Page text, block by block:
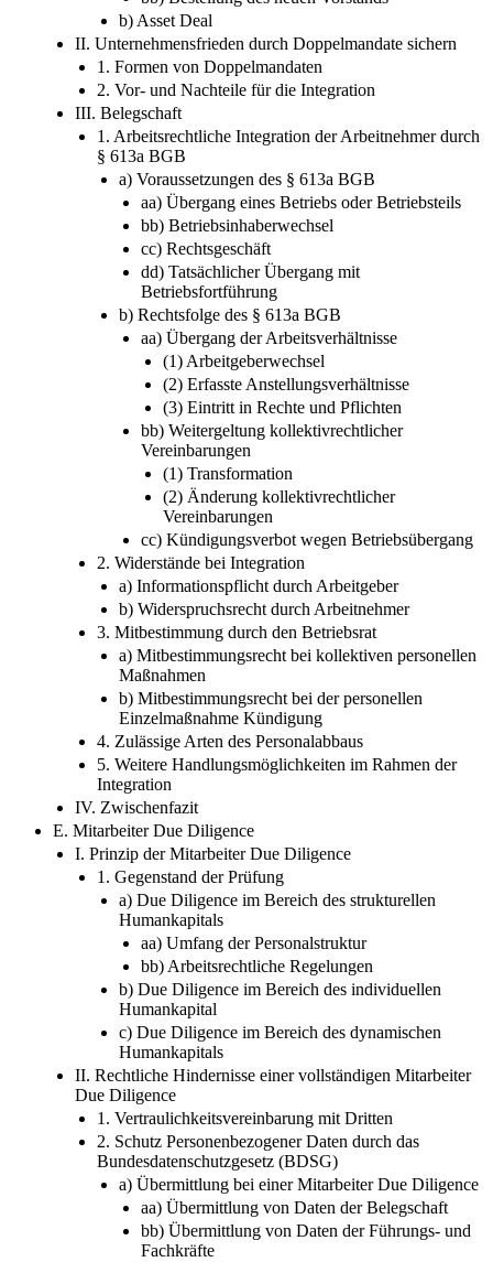
b) Asset Deal
II. Unternehmensfrieden durch Doppelmandate sichern
1. Formen von Doppelmandaten
2. Vor- und Nachteile für die Integration
III. Belegschaft
1. Arbeitsrechtliche Integration der Arbeitnehmer durch
§ 613a BGB
a) Voraussetzungen des § 613a BGB
aa) Übergang eines Betriebs oder Betriebsteils
bb) Betriebsinhaberwechsel
cc) Rechtsgeschäft
dd) Tatsächlicher Übergang mit
Betriebsfortführung
b) Rechtsfolge des § 613a BGB
aa) Übergang der Arbeitsverhältnisse
(1) Arbeitgeberwechsel
(2) Erfasste Anstellungsverhältnisse
(3) Eintritt in Rechte und Pflichten
bb) Weitergeltung kollektivrechtlicher
Vereinbarungen
(1) Transformation
(2) Änderung kollektivrechtlicher
Vereinbarungen
cc) Kündigungsverbot wegen Betriebsübergang
2. Widerstände bei Integration
a) Informationspflicht durch Arbeitgeber
b) Widerspruchsrecht durch Arbeitnehmer
3. Mitbestimmung durch den Betriebsrat
a) Mitbestimmungsrecht bei kollektiven personellen
Maßnahmen
b) Mitbestimmungsrecht bei der personellen
Einzelmaßnahme Kündigung
4. Zulässige Arten des Personalabbaus
5. Weitere Handlungsmöglichkeiten im Rahmen der
Integration
IV. Zwischenfazit
E. Mitarbeiter Due Diligence
I. Prinzip der Mitarbeiter Due Diligence
1. Gegenstand der Prüfung
a) Due Diligence im Bereich des strukturellen
Humankapitals
aa) Umfang der Personalstruktur
bb) Arbeitsrechtliche Regelungen
b) Due Diligence im Bereich des individuellen
Humankapital
c) Due Diligence im Bereich des dynamischen
Humankapitals
II. Rechtliche Hindernisse einer vollständigen Mitarbeiter
Due Diligence
1. Vertraulichkeitsvereinbarung mit Dritten
2. Schutz Personenbezogener Daten durch das
Bundesdatenschutzgesetz (BDSG)
a) Übermittlung bei einer Mitarbeiter Due Diligence
aa) Übermittlung von Daten der Belegschaft
bb) Übermittlung von Daten der Führungs- und
Fachkräfte